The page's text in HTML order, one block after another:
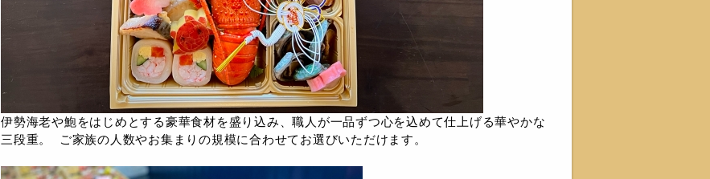
伊勢海老や鮑をはじめとする豪華食材を盛り込み、職人が一品ずつ心を込めて仕上げる華やかな
三段重。 ご家族の人数やお集まりの規模に合わせてお選びいただけます。